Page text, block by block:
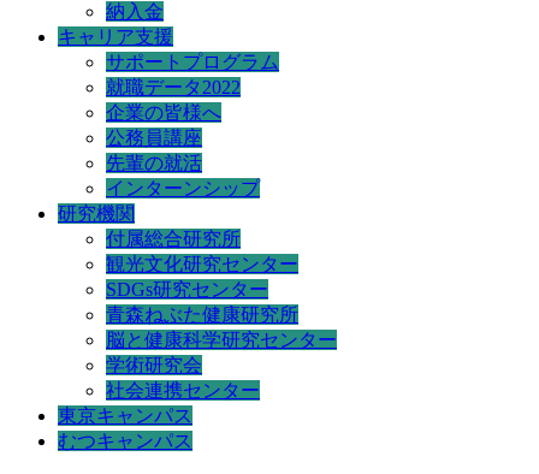
納入金
キャリア支援
サポートプログラム
就職データ2022
企業の皆様へ
公務員講座
先輩の就活
インターンシップ
研究機関
付属総合研究所
観光文化研究センター
SDGs研究センター
青森ねぶた健康研究所
脳と健康科学研究センター
学術研究会
社会連携センター
東京キャンパス
むつキャンパス